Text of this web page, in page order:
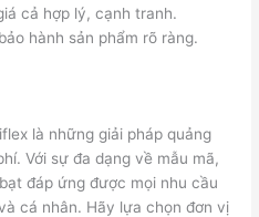
cả hợp lý, cạnh tranh.
hành sản phẩm rõ ràng.
là những giải pháp quảng
Với sự đa dạng về mẫu mã,
đáp ứng được mọi nhu cầu
cá nhân. Hãy lựa chọn đơn vị